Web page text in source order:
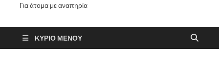
Για άτομα με αναπηρία
ΚΎΡΙΟ ΜΕΝΟΎ